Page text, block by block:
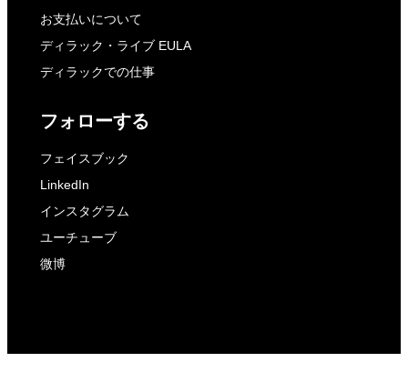
お支払いについて
ディラック・ライブ EULA
ディラックでの仕事
フォローする
フェイスブック
LinkedIn
インスタグラム
ユーチューブ
微博